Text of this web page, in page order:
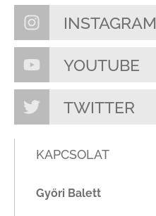
INSTAGRAM
YOUTUBE
TWITTER
KAPCSOLAT
Győri Balett